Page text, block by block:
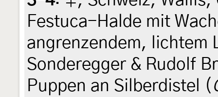
Festuca-Halde mit
angrenzendem, lichtem
Sonderegger & Rudolf
Puppen an Silberdistel (